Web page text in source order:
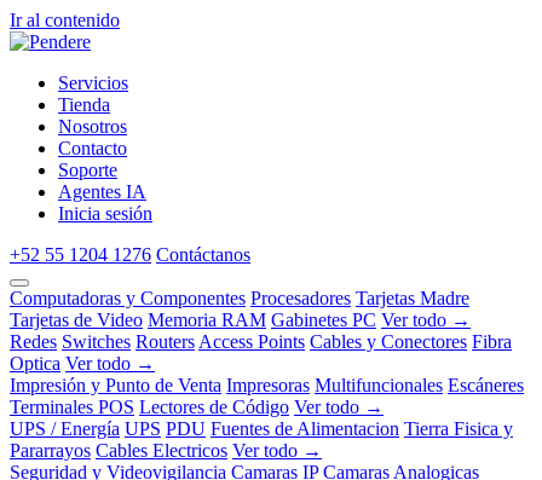
Ir al contenido
Servicios
Tienda
Nosotros
Contacto
Soporte
Agentes IA
Inicia sesión
+52 55 1204 1276 Contáctanos
Computadoras y Componentes Procesadores Tarjetas Madre
Tarjetas de Video Memoria RAM Gabinetes PC Ver todo →
Redes Switches Routers Access Points Cables y Conectores Fibra
Optica Ver todo →
Impresión y Punto de Venta Impresoras Multifuncionales Escáneres
Terminales POS Lectores de Código Ver todo →
UPS / Energía UPS PDU Fuentes de Alimentacion Tierra Fisica y
Pararrayos Cables Electricos Ver todo →
Seguridad y Videovigilancia Camaras IP Camaras Analogicas